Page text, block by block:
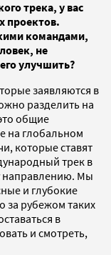
трека, у вас
проектов.
командами,
не
улучшить?
заявляются в
разделить на
общие
на глобальном
которые ставят
трек в
направлению. Мы
и глубокие
за рубежом таких
в
и смотреть,